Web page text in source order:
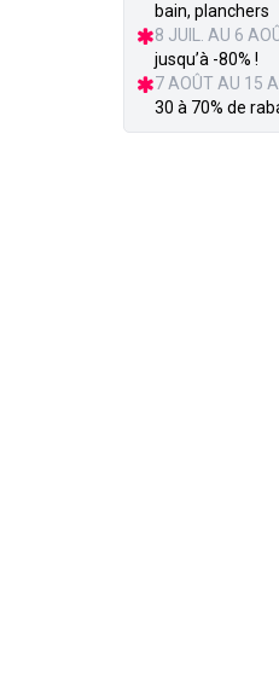
bain, planchers
8 JUIL. AU 6
jusqu’à -80% !
7 AOÛT AU 15
30 à 70% de